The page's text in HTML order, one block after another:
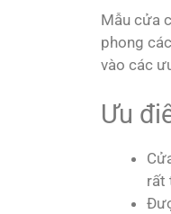
Mẫu cửa
phong
vào các
Ưu
rất